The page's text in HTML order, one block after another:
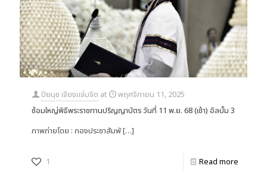
ปิยนุช เจียงแจ่มจิต at
พฤศจิกายน 11, 2025
ซ้อมใหญ่พิธีพระราชทานปริญญาบัตร วันที่ 11 พ.ย. 68 (เช้า) อัลบั้ม 3
ภาพถ่ายโดย : กองประชาสัมพั[…]
1 Read more